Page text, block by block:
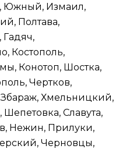
Южный, Измаил,
Полтава,
Костополь,
Конотоп, Шостка,
Чертков,
Хмельницкий,
Славута,
Нежин, Прилуки,
Черновцы,